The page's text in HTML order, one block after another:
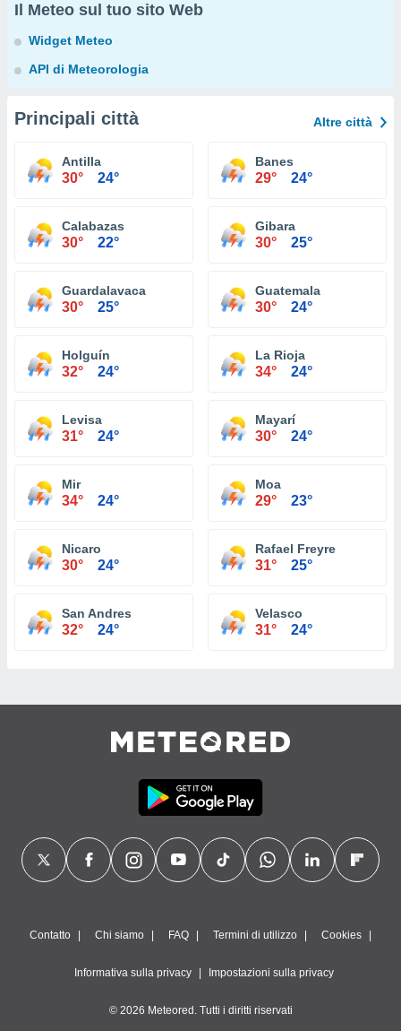
Il Meteo sul tuo sito Web
Widget Meteo
API di Meteorologia
Principali città Altre città
Antilla
30° 24°
Banes
29° 24°
Calabazas
30° 22°
Gibara
30° 25°
Guardalavaca
30° 25°
Guatemala
30° 24°
Holguín
32° 24°
La Rioja
34° 24°
Levisa
31° 24°
Mayarí
30° 24°
Mir
34° 24°
Moa
29° 23°
Nicaro
30° 24°
Rafael Freyre
31° 25°
San Andres
32° 24°
Velasco
31° 24°
Contatto Chi siamo FAQ Termini di utilizzo Cookies
Informativa sulla privacy Impostazioni sulla privacy
© 2026 Meteored. Tutti i diritti riservati